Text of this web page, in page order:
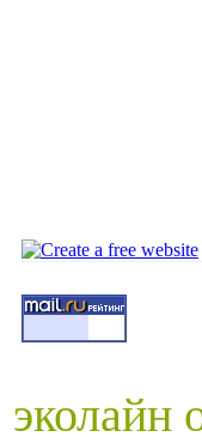
эколайн